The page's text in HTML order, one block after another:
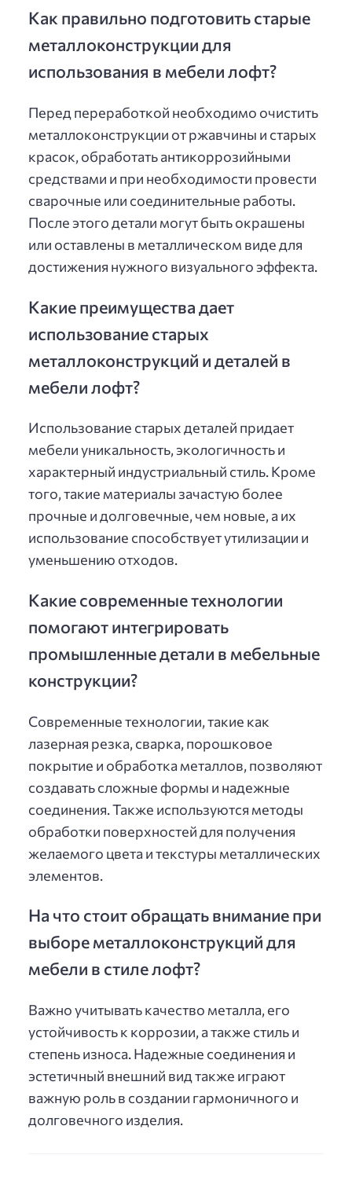
Как правильно подготовить старые
металлоконструкции для
использования в мебели лофт?
Перед переработкой необходимо очистить
металлоконструкции от ржавчины и старых
красок, обработать антикоррозийными
средствами и при необходимости провести
сварочные или соединительные работы.
После этого детали могут быть окрашены
или оставлены в металлическом виде для
достижения нужного визуального эффекта.
Какие преимущества дает
использование старых
металлоконструкций и деталей в
мебели лофт?
Использование старых деталей придает
мебели уникальность, экологичность и
характерный индустриальный стиль. Кроме
того, такие материалы зачастую более
прочные и долговечные, чем новые, а их
использование способствует утилизации и
уменьшению отходов.
Какие современные технологии
помогают интегрировать
промышленные детали в мебельные
конструкции?
Современные технологии, такие как
лазерная резка, сварка, порошковое
покрытие и обработка металлов, позволяют
создавать сложные формы и надежные
соединения. Также используются методы
обработки поверхностей для получения
желаемого цвета и текстуры металлических
элементов.
На что стоит обращать внимание при
выборе металлоконструкций для
мебели в стиле лофт?
Важно учитывать качество металла, его
устойчивость к коррозии, а также стиль и
степень износа. Надежные соединения и
эстетичный внешний вид также играют
важную роль в создании гармоничного и
долговечного изделия.